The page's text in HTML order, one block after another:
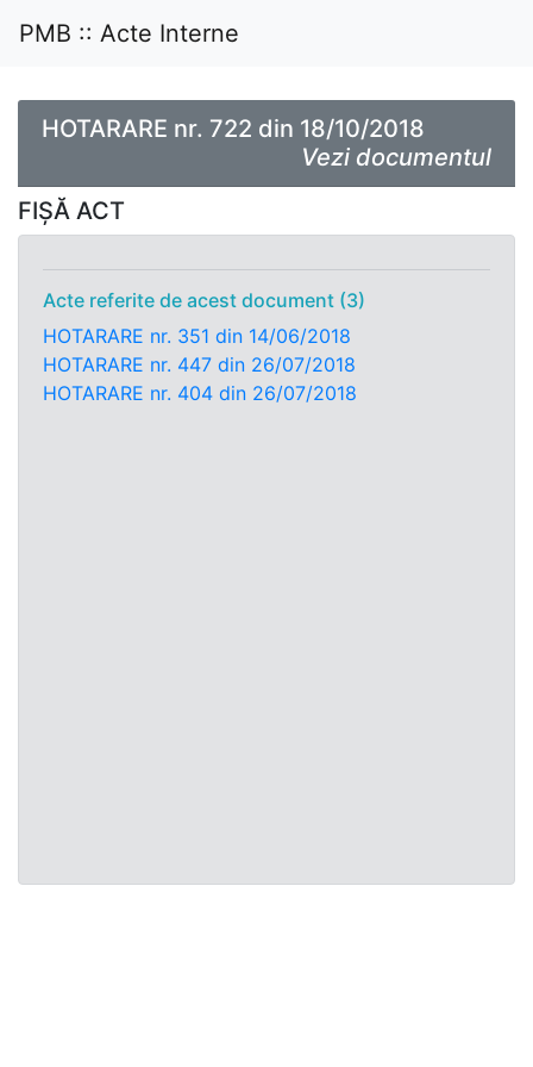
PMB :: Acte Interne
HOTARARE nr. 722 din 18/10/2018
Vezi documentul
FIȘĂ ACT
Acte referite de acest document (3)
HOTARARE nr. 351 din 14/06/2018
HOTARARE nr. 447 din 26/07/2018
HOTARARE nr. 404 din 26/07/2018